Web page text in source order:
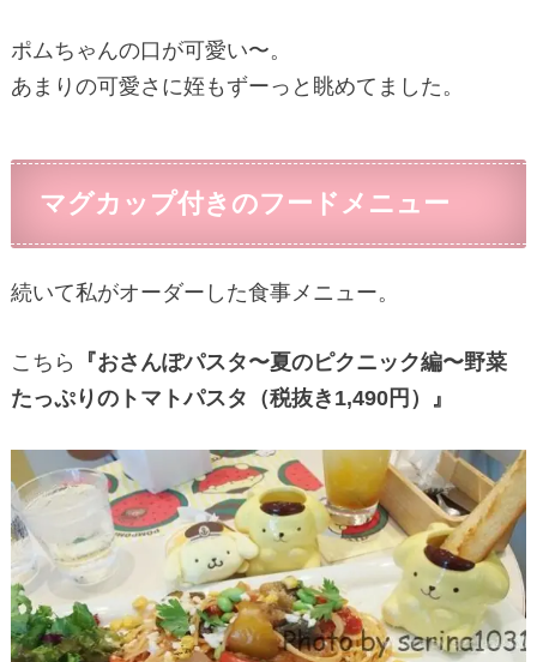
ポムちゃんの口が可愛い〜。
あまりの可愛さに姪もずーっと眺めてました。
マグカップ付きのフードメニュー
続いて私がオーダーした食事メニュー。
こちら
『おさんぽパスタ〜夏のピクニック編〜野菜
たっぷりのトマトパスタ（税抜き1,490円）』